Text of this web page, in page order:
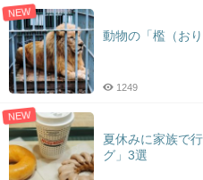
NEW
動物の「檻（お
1249
NEW
夏休みに家族で
グ」3選